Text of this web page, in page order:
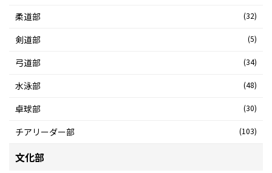
柔道部 (32)
剣道部 (5)
弓道部 (34)
水泳部 (48)
卓球部 (30)
チアリーダー部 (103)
文化部